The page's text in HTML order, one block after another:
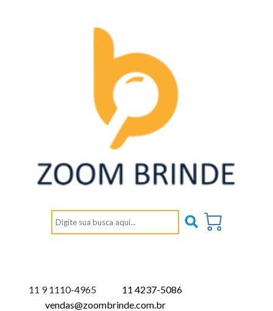
11 9 1110-4965
11 4237-5086
vendas@zoombrinde.com.br